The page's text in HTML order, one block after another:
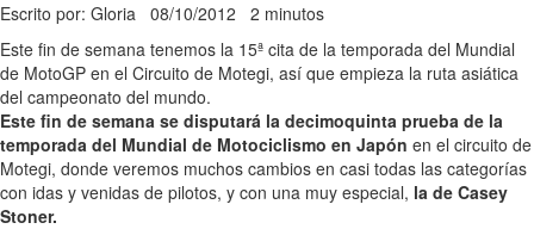
Escrito por: Gloria 08/10/2012 2 minutos
Este fin de semana tenemos la 15ª cita de la temporada del Mundial
de MotoGP en el Circuito de Motegi, así que empieza la ruta asiática
del campeonato del mundo.
Este fin de semana se disputará la decimoquinta prueba de la
temporada del Mundial de Motociclismo en Japón en el circuito de
Motegi, donde veremos muchos cambios en casi todas las categorías
con idas y venidas de pilotos, y con una muy especial, la de Casey
Stoner.